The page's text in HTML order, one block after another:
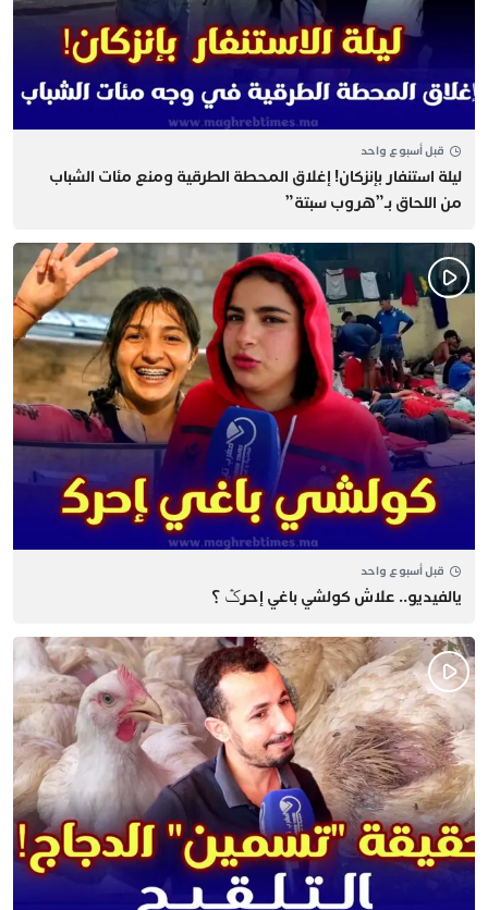
قبل أسبوع واحد
​ليلة استنفار بإنزكان! إغلاق المحطة الطرقية ومنع مئات الشباب
من اللحاق بـ”هروب سبتة”
قبل أسبوع واحد
يالفيديو.. علاش كولشي باغي إحرݣ ؟